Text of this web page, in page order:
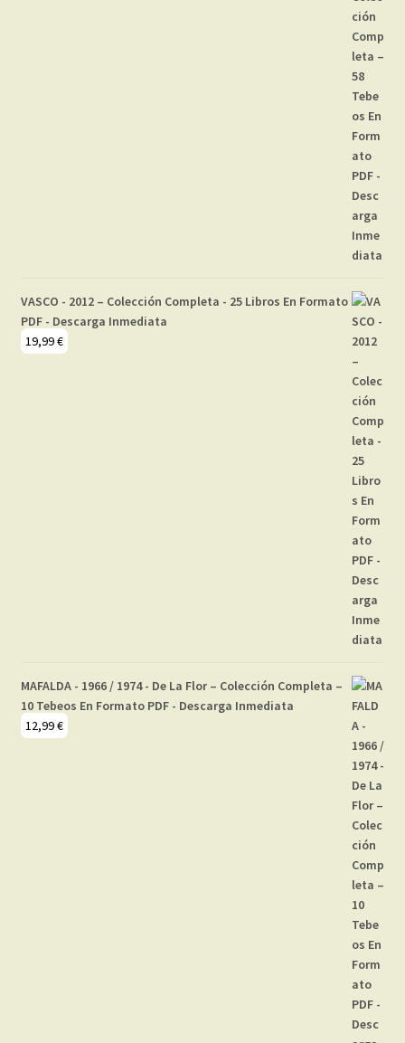
VASCO - 2012 – Colección Completa - 25 Libros En Formato
PDF - Descarga Inmediata
19,99€
MAFALDA - 1966 / 1974 - De La Flor – Colección Completa –
10 Tebeos En Formato PDF - Descarga Inmediata
12,99€